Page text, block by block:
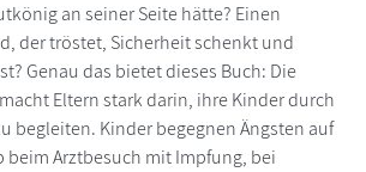
an seiner Seite hätte? Einen
der tröstet, Sicherheit schenkt und
Genau das bietet dieses Buch: Die
Eltern stark darin, ihre Kinder durch
begleiten. Kinder begegnen Ängsten auf
beim Arztbesuch mit Impfung, bei